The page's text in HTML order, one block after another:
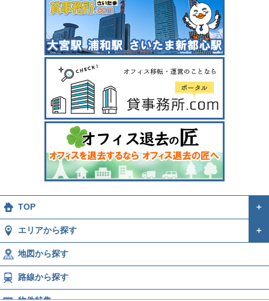
TOP ＋
エリアから探す ＋
地図から探す
路線から探す